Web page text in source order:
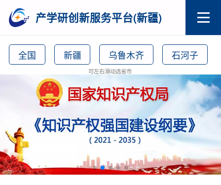
产学研创新服务平台(新疆)
全国 新疆 乌鲁木齐 石河子
可左右滑动选省市